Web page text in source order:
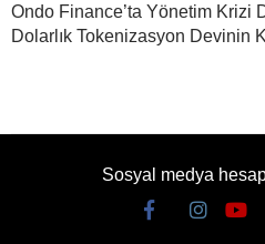
Ondo Finance’ta Yönetim Krizi
Dolarlık Tokenizasyon Devinin
Sosyal medya